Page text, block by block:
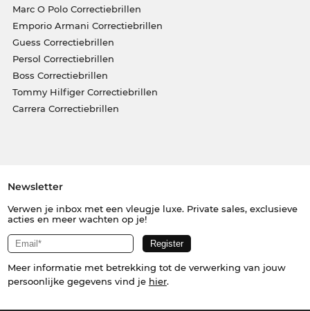
Marc O Polo Correctiebrillen
Emporio Armani Correctiebrillen
Guess Correctiebrillen
Persol Correctiebrillen
Boss Correctiebrillen
Tommy Hilfiger Correctiebrillen
Carrera Correctiebrillen
Newsletter
Verwen je inbox met een vleugje luxe. Private sales, exclusieve
acties en meer wachten op je!
Meer informatie met betrekking tot de verwerking van jouw
persoonlijke gegevens vind je hier.